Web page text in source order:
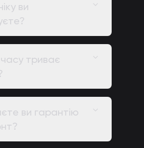
ви
часу триває
ви гарантію